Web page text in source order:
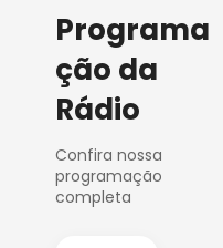
Programa
ção da
Rádio
Confira nossa
programação
completa